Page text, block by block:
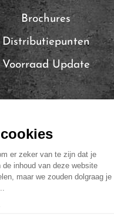
Brochures
Distributiepunten
Voorraad Update
Local Brands of Solina